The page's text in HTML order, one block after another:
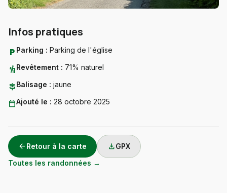
Infos pratiques
local_parking Parking : Parking de l'église
hikingRevêtement : 71% naturel
signpostBalisage : jaune
calendar_todayAjouté le : 28 octobre 2025
arrow_back Retour à la carte downloadGPX
Toutes les randonnées →